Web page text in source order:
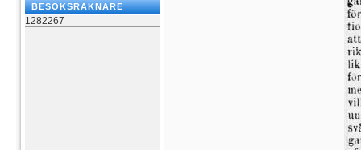
BESÖKSRÄKNARE
1282267